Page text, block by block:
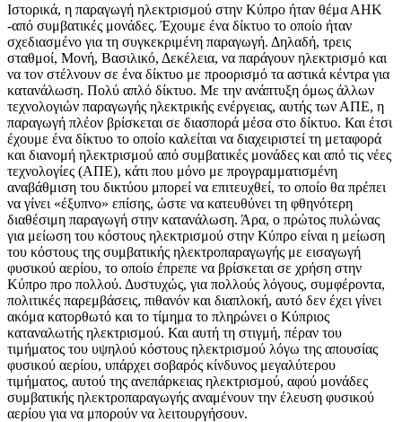
Ιστορικά, η παραγωγή ηλεκτρισμού στην Κύπρο ήταν θέμα ΑΗΚ
-από συμβατικές μονάδες. Έχουμε ένα δίκτυο το οποίο ήταν
σχεδιασμένο για τη συγκεκριμένη παραγωγή. Δηλαδή, τρεις
σταθμοί, Μονή, Βασιλικό, Δεκέλεια, να παράγουν ηλεκτρισμό και
να τον στέλνουν σε ένα δίκτυο με προορισμό τα αστικά κέντρα για
κατανάλωση. Πολύ απλό δίκτυο. Με την ανάπτυξη όμως άλλων
τεχνολογιών παραγωγής ηλεκτρικής ενέργειας, αυτής των ΑΠΕ, η
παραγωγή πλέον βρίσκεται σε διασπορά μέσα στο δίκτυο. Και έτσι
έχουμε ένα δίκτυο το οποίο καλείται να διαχειριστεί τη μεταφορά
και διανομή ηλεκτρισμού από συμβατικές μονάδες και από τις νέες
τεχνολογίες (ΑΠΕ), κάτι που μόνο με προγραμματισμένη
αναβάθμιση του δικτύου μπορεί να επιτευχθεί, το οποίο θα πρέπει
να γίνει «έξυπνο» επίσης, ώστε να κατευθύνει τη φθηνότερη
διαθέσιμη παραγωγή στην κατανάλωση. Άρα, ο πρώτος πυλώνας
για μείωση του κόστους ηλεκτρισμού στην Κύπρο είναι η μείωση
του κόστους της συμβατικής ηλεκτροπαραγωγής με εισαγωγή
φυσικού αερίου, το οποίο έπρεπε να βρίσκεται σε χρήση στην
Κύπρο προ πολλού. Δυστυχώς, για πολλούς λόγους, συμφέροντα,
πολιτικές παρεμβάσεις, πιθανόν και διαπλοκή, αυτό δεν έχει γίνει
ακόμα κατορθωτό και το τίμημα το πληρώνει ο Κύπριος
καταναλωτής ηλεκτρισμού. Και αυτή τη στιγμή, πέραν του
τιμήματος του υψηλού κόστους ηλεκτρισμού λόγω της απουσίας
φυσικού αερίου, υπάρχει σοβαρός κίνδυνος μεγαλύτερου
τιμήματος, αυτού της ανεπάρκειας ηλεκτρισμού, αφού μονάδες
συμβατικής ηλεκτροπαραγωγής αναμένουν την έλευση φυσικού
αερίου για να μπορούν να λειτουργήσουν.